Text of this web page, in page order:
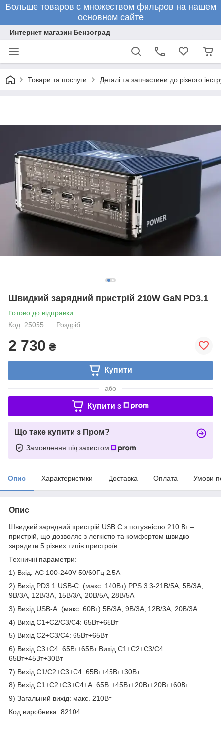
Больше товаров с множеством фильров на нашем
основном сайте
Интернет магазин Бензоград
Товари та послуги Деталі та запчастини до різного
Швидкий зарядний пристрій 210W GaN PD3.1
Готово до відправки
Код: 25055
Роздріб
2 730 ₴
Купити
або
Купити з
Що таке купити з Пром?
Замовлення під захистом
Опис Характеристики Доставка Оплата Умови
Опис
Швидкий зарядний пристрій USB C з потужністю 210 Вт –
пристрій, що дозволяє з легкістю та комфортом швидко
зарядити 5 різних типів пристроїв.
Техничні параметри:
1) Вхід: AC 100-240V 50/60Гц 2.5A
2) Вихід PD3.1 USB-C: (макс. 140Вт) PPS 3.3-21В/5A; 5В/3A,
9В/3A, 12В/3A, 15В/3A, 20В/5A, 28В/5A
3) Вихід USB-A: (макс. 60Вт) 5В/3A, 9В/3A, 12В/3A, 20В/3A
4) Вихід C1+C2/C3/C4: 65Вт+65Вт
5) Вихід C2+C3/C4: 65Вт+65Вт
6) Вихід C3+C4: 65Вт+65Вт Вихід C1+C2+C3/C4:
65Вт+45Вт+30Вт
7) Вихід C1/C2+C3+C4: 65Вт+45Вт+30Вт
8) Вихід C1+C2+C3+C4+A: 65Вт+45Вт+20Вт+20Вт+60Вт
9) Загальний вихід: макс. 210Вт
Код виробника: 82104